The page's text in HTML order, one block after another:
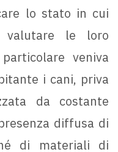
lo stato in cui
valutare le loro
veniva
i cani, priva
da costante
diffusa di
di materiali di